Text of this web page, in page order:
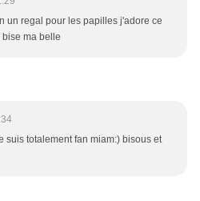
un regal pour les papilles j'adore ce
ma belle
suis totalement fan miam:) bisous et